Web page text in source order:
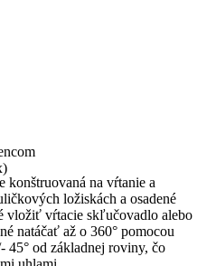
na vŕtanie a
ložiskách a osadené
vložiť vŕtacie skľučovadlo alebo
natáčať až o 360° pomocou
45° od základnej roviny, čo